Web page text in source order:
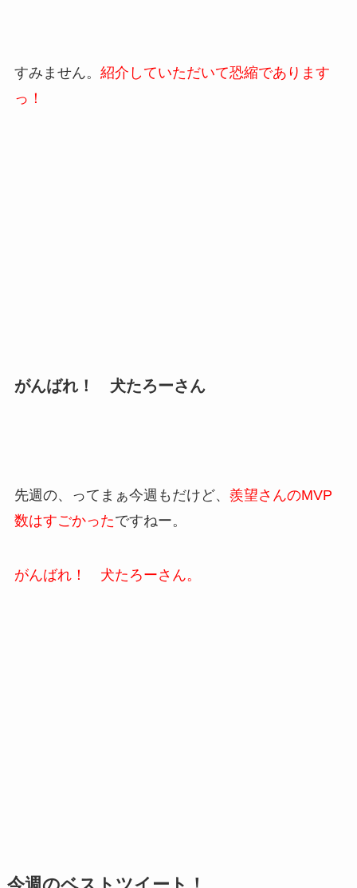
すみません。 紹介していただいて恐縮であります
っ！
がんばれ！ 犬たろーさん
先週の、ってまぁ今週もだけど、 羨望さんのMVP
数はすごかったですねー。
がんばれ！ 犬たろーさん。